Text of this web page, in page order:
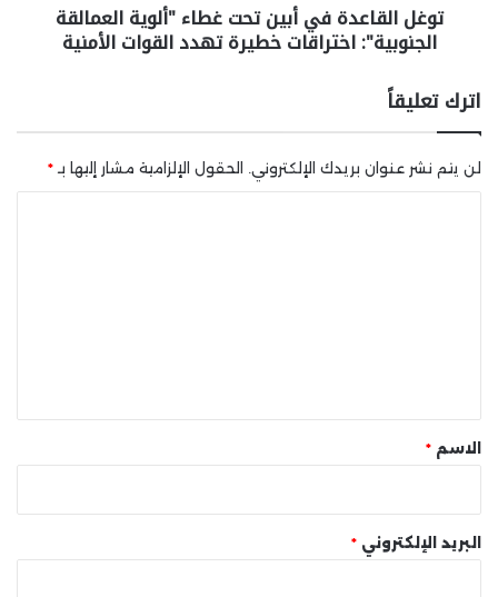
توغل القاعدة في أبين تحت غطاء "ألوية العمالقة
الجنوبية": اختراقات خطيرة تهدد القوات الأمنية
اترك تعليقاً
لن يتم نشر عنوان بريدك الإلكتروني. الحقول الإلزامية مشار إليها بـ*
* الاسم *
البريد الإلكتروني *